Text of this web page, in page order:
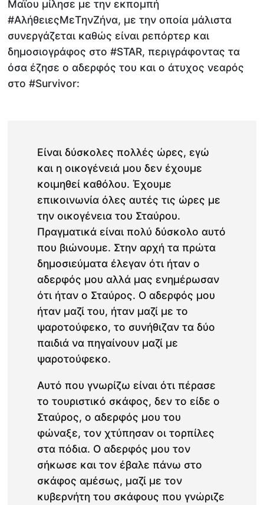
Μαΐου μίλησε με την εκπομπή
#ΑλήθειεςMεTηνΖήνα, με την οποία μάλιστα
συνεργάζεται καθώς είναι ρεπόρτερ και
δημοσιογράφος στο #STAR, περιγράφοντας τα
όσα έζησε ο αδερφός του και ο άτυχος νεαρός
στο #Survivor:
Είναι δύσκολες πολλές ώρες, εγώ
και η οικογένειά μου δεν έχουμε
κοιμηθεί καθόλου. Έχουμε
επικοινωνία όλες αυτές τις ώρες με
την οικογένεια του Σταύρου.
Πραγματικά είναι πολύ δύσκολο αυτό
που βιώνουμε. Στην αρχή τα πρώτα
δημοσιεύματα έλεγαν ότι ήταν ο
αδερφός μου αλλά μας ενημέρωσαν
ότι ήταν ο Σταύρος. Ο αδερφός μου
ήταν μαζί του, ήταν μαζί με το
ψαροτούφεκο, το συνήθιζαν τα δύο
παιδιά να πηγαίνουν μαζί με
ψαροτούφεκο.
Αυτό που γνωρίζω είναι ότι πέρασε
το τουριστικό σκάφος, δεν το είδε ο
Σταύρος, ο αδερφός μου του
φώναξε, τον χτύπησαν οι τορπίλες
στα πόδια. Ο αδερφός μου τον
σήκωσε και τον έβαλε πάνω στο
σκάφος αμέσως, μαζί με τον
κυβερνήτη του σκάφους που γνώριζε